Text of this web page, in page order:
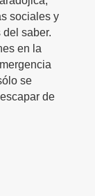
sociales y
saber.
en la
se
de